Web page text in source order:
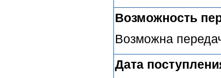
Возможность
Возможна
Дата